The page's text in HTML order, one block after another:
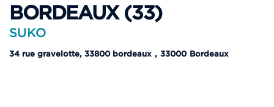
BORDEAUX (33)
SUKO
34 rue gravelotte, 33800 bordeaux , 33000 Bordeaux